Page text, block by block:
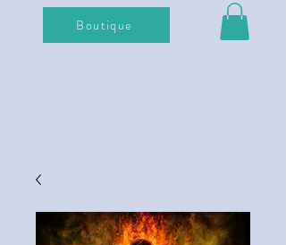
Boutique